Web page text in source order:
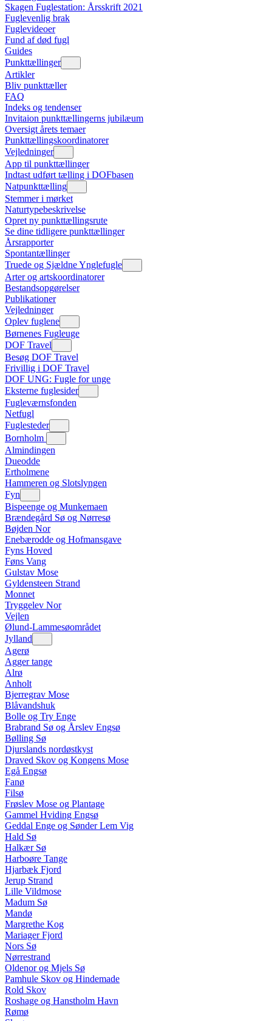
Skagen Fuglestation: Årsskrift 2021
Fuglevenlig brak
Fuglevideoer
Fund af død fugl
Guides
Punkttællinger
Artikler
Bliv punkttæller
FAQ
Indeks og tendenser
Invitaion punkttællingerns jubilæum
Oversigt årets temaer
Punkttællingskoordinatorer
Vejledninger
App til punkttællinger
Indtast udført tælling i DOFbasen
Natpunkttælling
Stemmer i mørket
Naturtypebeskrivelse
Opret ny punkttællingsrute
Se dine tidligere punkttællinger
Årsrapporter
Spontantællinger
Truede og Sjældne Ynglefugle
Arter og artskoordinatorer
Bestandsopgørelser
Publikationer
Vejledninger
Oplev fuglene
Børnenes Fugleuge
DOF Travel
Besøg DOF Travel
Frivillig i DOF Travel
DOF UNG: Fugle for unge
Eksterne fuglesider
Fugleværnsfonden
Netfugl
Fuglesteder
Bornholm
Almindingen
Dueodde
Ertholmene
Hammeren og Slotslyngen
Fyn
Bispeenge og Munkemaen
Brændegård Sø og Nørresø
Bøjden Nor
Enebærodde og Hofmansgave
Fyns Hoved
Føns Vang
Gulstav Mose
Gyldensteen Strand
Monnet
Tryggelev Nor
Vejlen
Ølund-Lammesøområdet
Jylland
Agerø
Agger tange
Alrø
Anholt
Bjerregrav Mose
Blåvandshuk
Bolle og Try Enge
Brabrand Sø og Årslev Engsø
Bølling Sø
Djurslands nordøstkyst
Draved Skov og Kongens Mose
Egå Engsø
Fanø
Filsø
Frøslev Mose og Plantage
Gammel Hviding Engsø
Geddal Enge og Sønder Lem Vig
Hald Sø
Halkær Sø
Harboøre Tange
Hjarbæk Fjord
Jerup Strand
Lille Vildmose
Madum Sø
Mandø
Margrethe Kog
Mariager Fjord
Nors Sø
Nørrestrand
Oldenor og Mjels Sø
Pamhule Skov og Hindemade
Rold Skov
Roshage og Hanstholm Havn
Rømø